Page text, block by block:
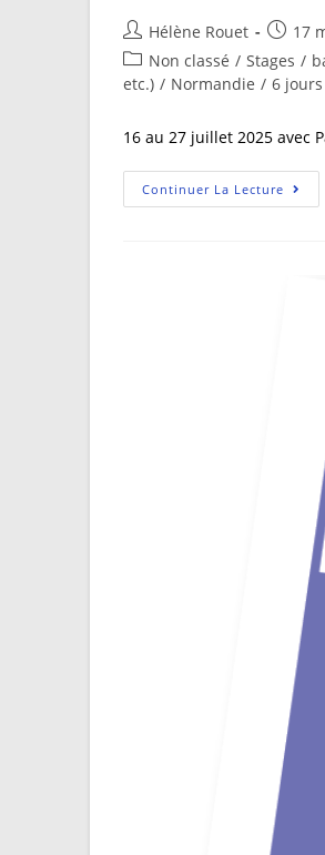
Hélène Rouet
17
Non classé / Stages /
etc.) / Normandie / 6
16 au 27 juillet 2025 avec
Continuer La Lecture